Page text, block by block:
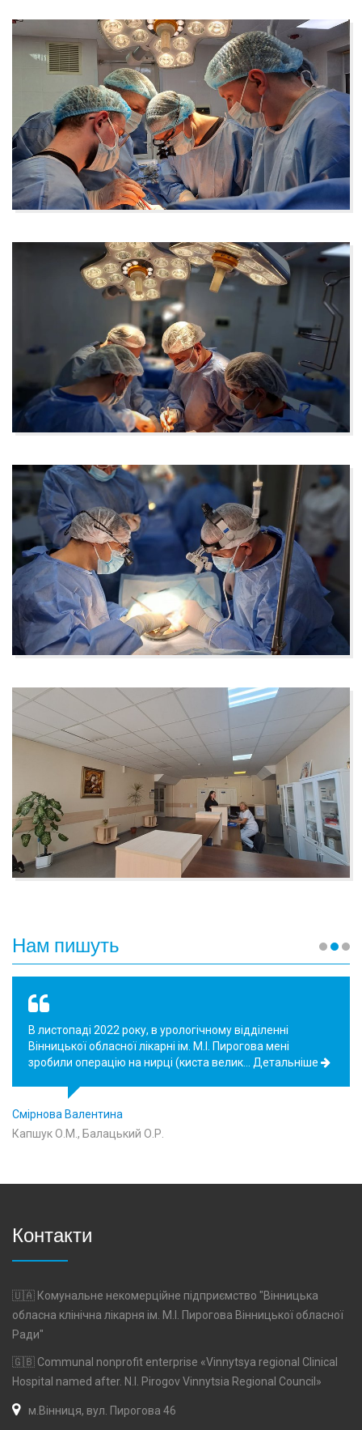
Нам пишуть
В листопаді 2022 року, в урологічному відділенні
Вінницької обласної лікарні ім. М.І. Пирогова мені
зробили операцію на нирці (киста велик… Детальніше
Смірнова Валентина
Капшук О.М., Балацький О.Р.
Контакти
🇺🇦 Комунальне некомерційне підприємство "Вінницька
обласна клінічна лікарня ім. М.І. Пирогова Вінницької обласної
Ради"
🇬🇧 Communal nonprofit enterprise «Vinnytsya regional Clinical
Hospital named after. N.I. Pirogov Vinnytsia Regional Council»
м.Вінниця, вул. Пирогова 46